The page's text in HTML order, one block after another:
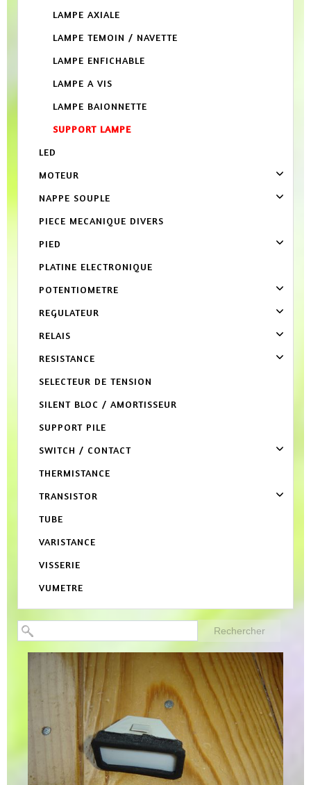
LAMPE AXIALE
LAMPE TEMOIN / NAVETTE
LAMPE ENFICHABLE
LAMPE A VIS
LAMPE BAIONNETTE
SUPPORT LAMPE
LED
MOTEUR
NAPPE SOUPLE
PIECE MECANIQUE DIVERS
PIED
PLATINE ELECTRONIQUE
POTENTIOMETRE
REGULATEUR
RELAIS
RESISTANCE
SELECTEUR DE TENSION
SILENT BLOC / AMORTISSEUR
SUPPORT PILE
SWITCH / CONTACT
THERMISTANCE
TRANSISTOR
TUBE
VARISTANCE
VISSERIE
VUMETRE
Rechercher